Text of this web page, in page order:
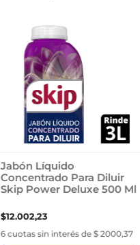
Jabón Líquido
Concentrado Para Diluir
Skip Power Deluxe 500 Ml
$12.002,23
6 cuotas sin interés de $ 2000,37